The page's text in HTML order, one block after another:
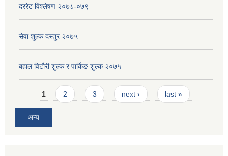
दररेट विश्लेषण २०७८-०७९
सेवा शुल्क दस्तुर २०७५
बहाल विटौरी शुल्क र पार्किङ शुल्क २०७५
Pages
1 2 3 next › last »
अन्य